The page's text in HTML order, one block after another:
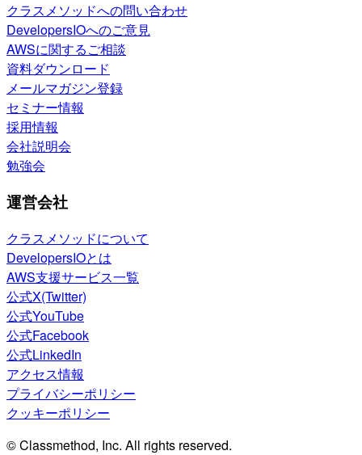
クラスメソッドへの問い合わせ
DevelopersIOへのご意見
AWSに関するご相談
資料ダウンロード
メールマガジン登録
セミナー情報
採用情報
会社説明会
勉強会
運営会社
クラスメソッドについて
DevelopersIOとは
AWS支援サービス一覧
公式X(Twitter)
公式YouTube
公式Facebook
公式LinkedIn
アクセス情報
プライバシーポリシー
クッキーポリシー
© Classmethod, Inc. All rights reserved.